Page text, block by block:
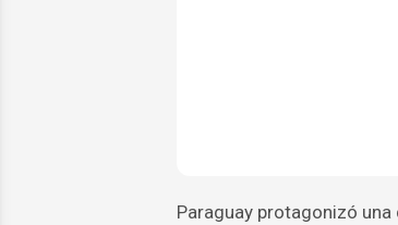
Paraguay protagonizó